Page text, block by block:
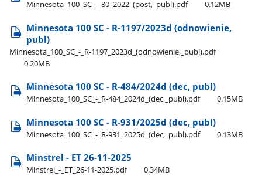
Minnesota​_100​_SC​_-​_80​_2022​_(post,​_publ).pdf 0.12MB
Minnesota 100 SC - R-1197/2023d (odnowienie,
publ)
Minnesota​_100​_SC​_-​_R-1197​_2023d​_(odnowienie,​_publ).pdf
0.20MB
Minnesota 100 SC - R-484/2024d (dec, publ)
Minnesota​_100​_SC​_-​_R-484​_2024d​_(dec,​_publ).pdf 0.15MB
Minnesota 100 SC - R-931/2025d (dec, publ)
Minnesota​_100​_SC​_-​_R-931​_2025d​_(dec,​_publ).pdf 0.13MB
Minstrel - ET 26-11-2025
Minstrel​_-​_ET​_26-11-2025.pdf 0.34MB